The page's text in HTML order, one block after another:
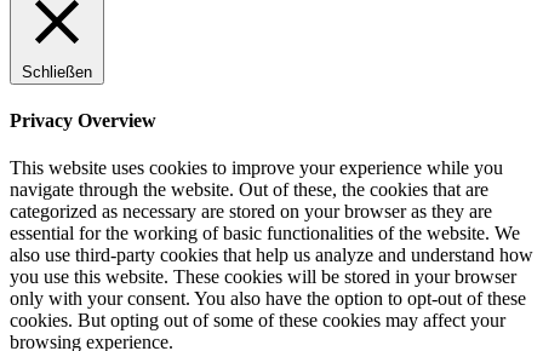
Schließen
Privacy Overview
This website uses cookies to improve your experience while you
navigate through the website. Out of these, the cookies that are
categorized as necessary are stored on your browser as they are
essential for the working of basic functionalities of the website. We
also use third-party cookies that help us analyze and understand how
you use this website. These cookies will be stored in your browser
only with your consent. You also have the option to opt-out of these
cookies. But opting out of some of these cookies may affect your
browsing experience.